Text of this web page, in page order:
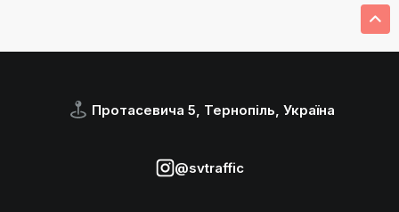
Протасевича 5, Тернопіль, Україна
@svtraffic